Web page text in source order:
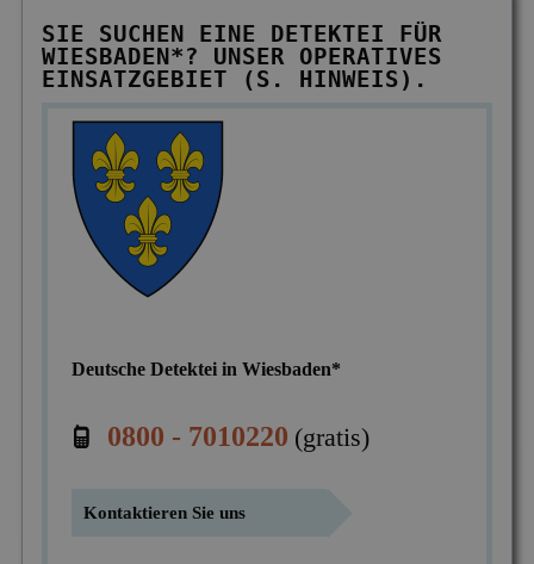
Erbschaft & Erbanspruch
Erpressung & Entführung
Unterhalt & Alimente
Computerkriminalität
Diebstahl im Betrieb
Mitarbeiterüberwachung
Düsseldorf
Aktuelles
Ausrüstung
FAQ
Mitgliedschaften
KONTAKT
SIE SUCHEN EINE DETEKTEI FÜR
WIESBADEN*? UNSER OPERATIVES
EINSATZGEBIET (S. HINWEIS).
Deutsche Detektei in Wiesbaden*
0800 - 7010220 (gratis)
Kontaktieren Sie uns